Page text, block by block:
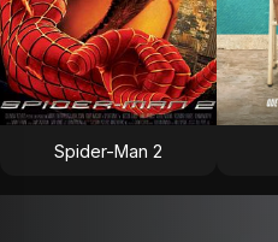
Spider-Man 2